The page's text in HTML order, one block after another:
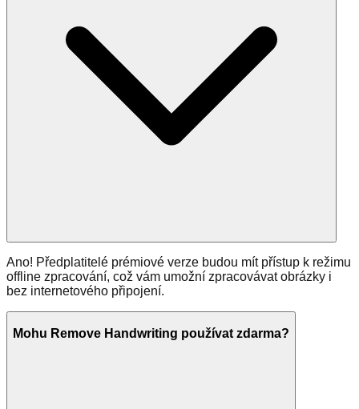
Ano! Předplatitelé prémiové verze budou mít přístup k režimu
offline zpracování, což vám umožní zpracovávat obrázky i
bez internetového připojení.
Mohu Remove Handwriting používat zdarma?